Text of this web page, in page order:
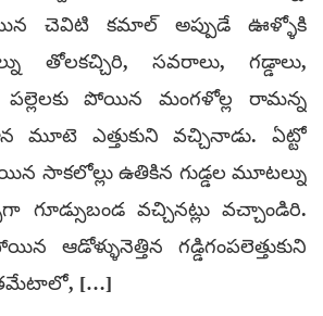
చెవిటి కమాల్ అప్పుడే ఊళ్ళోకి
తోలకచ్చిరి, సవరాలు, గడ్డాలు,
పోయిన మంగళోల్ల రామన్న
మూటె ఎత్తుకుని వచ్చినాడు. ఏట్టో
సాకలోల్లు ఉతికిన గుడ్డల మూటల్ను
గూడ్సుబండ వచ్చినట్లు వచ్చాండిరి.
ఆడోళ్ళునెత్తిన గడ్డిగంపలెత్తుకుని
తమేటాలో, […]